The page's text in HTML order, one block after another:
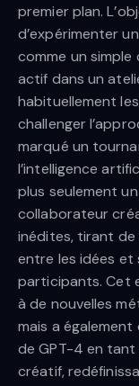
premier plan.
d’expérimenter
comme un
actif dans un
habituellement
challenger
marqué un
l’intelligence
plus seulement
collaborateur
inédites, tirant
entre les idées
participants. Cet
à de nouvelles
mais a
de GPT-4 en tant
créatif,